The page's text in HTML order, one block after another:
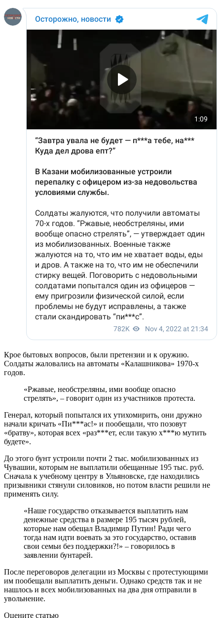
Крое бытовых вопросов, были претензии и к оружию.
Солдаты жаловались на автоматы «Калашникова» 1970-х
годов.
«Ржавые, необстреляны, ими вообще опасно
стрелять», – говорит один из участников протеста.
Генерал, который попытался их утихомирить, они дружно
начали кричать «Пи***ас!» и пообещали, что позовут
«братву», которая всех «раз***ет, если такую х***ю мутить
будете».
До этого бунт устроили почти 2 тыс. мобилизованных из
Чувашии, которым не выплатили обещанные 195 тыс. руб.
Сначала к учебному центру в Ульяновске, где находились
призывники стянули силовиков, но потом власти решили не
применять силу.
«Наше государство отказывается выплатить нам
денежные средства в размере 195 тысяч рублей,
которые нам обещал Владимир Путин! Ради чего
тогда нам идти воевать за это государство, оставив
свои семьи без поддержки?!» – говорилось в
заявлении бунтарей.
После переговоров делегации из Москвы с протестующими
им пообещали выплатить деньги. Однако средств так и не
нашлось и всех мобилизованных на два дня отправили в
увольнение.
Оцените статью